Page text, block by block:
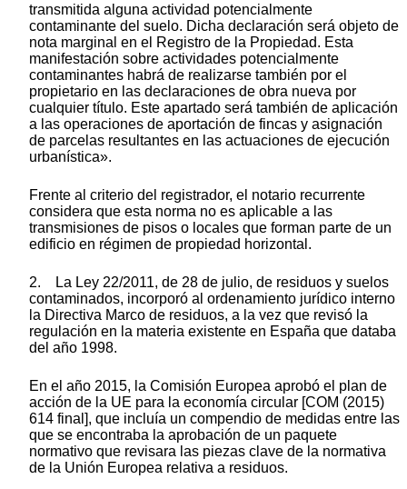
transmitida alguna actividad potencialmente
contaminante del suelo. Dicha declaración será objeto de
nota marginal en el Registro de la Propiedad. Esta
manifestación sobre actividades potencialmente
contaminantes habrá de realizarse también por el
propietario en las declaraciones de obra nueva por
cualquier título. Este apartado será también de aplicación
a las operaciones de aportación de fincas y asignación
de parcelas resultantes en las actuaciones de ejecución
urbanística».
Frente al criterio del registrador, el notario recurrente
considera que esta norma no es aplicable a las
transmisiones de pisos o locales que forman parte de un
edificio en régimen de propiedad horizontal.
2. La Ley 22/2011, de 28 de julio, de residuos y suelos
contaminados, incorporó al ordenamiento jurídico interno
la Directiva Marco de residuos, a la vez que revisó la
regulación en la materia existente en España que databa
del año 1998.
En el año 2015, la Comisión Europea aprobó el plan de
acción de la UE para la economía circular [COM (2015)
614 final], que incluía un compendio de medidas entre las
que se encontraba la aprobación de un paquete
normativo que revisara las piezas clave de la normativa
de la Unión Europea relativa a residuos.